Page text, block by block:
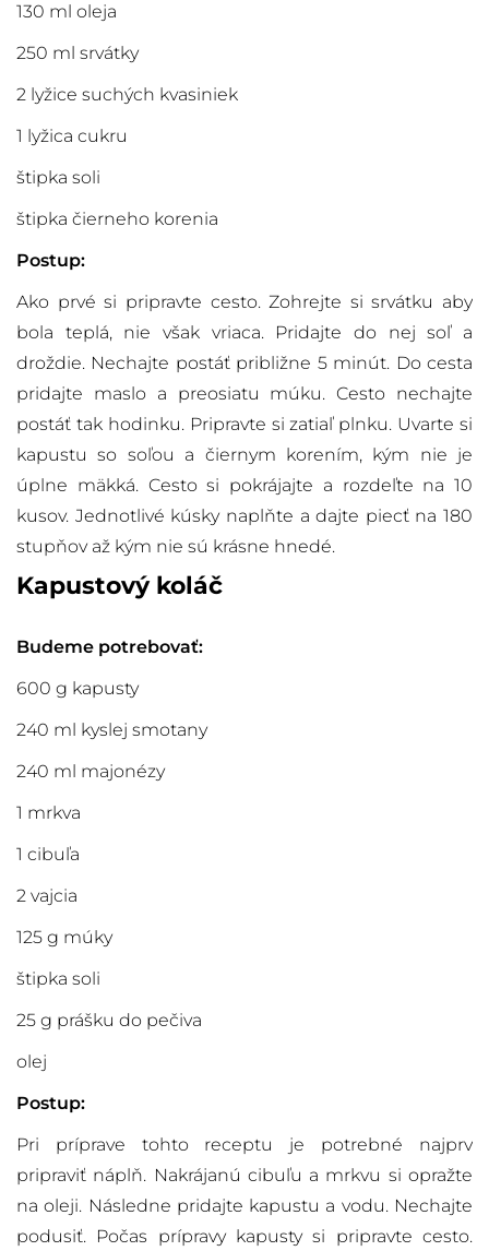
130 ml oleja
250 ml srvátky
2 lyžice suchých kvasiniek
1 lyžica cukru
štipka soli
štipka čierneho korenia
Postup:
Ako prvé si pripravte cesto. Zohrejte si srvátku aby
bola teplá, nie však vriaca. Pridajte do nej soľ a
droždie. Nechajte postáť približne 5 minút. Do cesta
pridajte maslo a preosiatu múku. Cesto nechajte
postáť tak hodinku. Pripravte si zatiaľ plnku. Uvarte si
kapustu so soľou a čiernym korením, kým nie je
úplne mäkká. Cesto si pokrájajte a rozdeľte na 10
kusov. Jednotlivé kúsky naplňte a dajte piecť na 180
stupňov až kým nie sú krásne hnedé.
Kapustový koláč
Budeme potrebovať:
600 g kapusty
240 ml kyslej smotany
240 ml majonézy
1 mrkva
1 cibuľa
2 vajcia
125 g múky
štipka soli
25 g prášku do pečiva
olej
Postup:
Pri príprave tohto receptu je potrebné najprv
pripraviť náplň. Nakrájanú cibuľu a mrkvu si opražte
na oleji. Následne pridajte kapustu a vodu. Nechajte
podusiť. Počas prípravy kapusty si pripravte cesto.